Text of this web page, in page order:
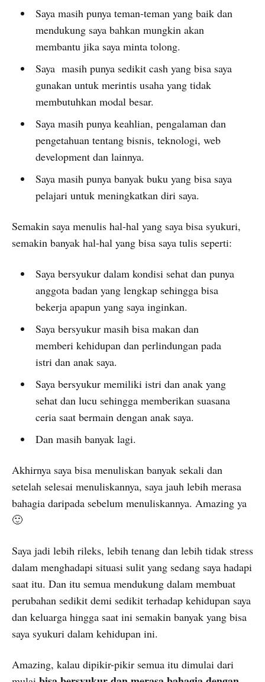
Saya masih punya teman-teman yang baik dan
mendukung saya bahkan mungkin akan
membantu jika saya minta tolong.
Saya masih punya sedikit cash yang bisa saya
gunakan untuk merintis usaha yang tidak
membutuhkan modal besar.
Saya masih punya keahlian, pengalaman dan
pengetahuan tentang bisnis, teknologi, web
development dan lainnya.
Saya masih punya banyak buku yang bisa saya
pelajari untuk meningkatkan diri saya.
Semakin saya menulis hal-hal yang saya bisa syukuri,
semakin banyak hal-hal yang bisa saya tulis seperti:
Saya bersyukur dalam kondisi sehat dan punya
anggota badan yang lengkap sehingga bisa
bekerja apapun yang saya inginkan.
Saya bersyukur masih bisa makan dan
memberi kehidupan dan perlindungan pada
istri dan anak saya.
Saya bersyukur memiliki istri dan anak yang
sehat dan lucu sehingga memberikan suasana
ceria saat bermain dengan anak saya.
Dan masih banyak lagi.
Akhirnya saya bisa menuliskan banyak sekali dan
setelah selesai menuliskannya, saya jauh lebih merasa
bahagia daripada sebelum menuliskannya. Amazing ya
🙂
Saya jadi lebih rileks, lebih tenang dan lebih tidak stress
dalam menghadapi situasi sulit yang sedang saya hadapi
saat itu. Dan itu semua mendukung dalam membuat
perubahan sedikit demi sedikit terhadap kehidupan saya
dan keluarga hingga saat ini semakin banyak yang bisa
saya syukuri dalam kehidupan ini.
Amazing, kalau dipikir-pikir semua itu dimulai dari